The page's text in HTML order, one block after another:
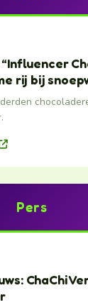
rij bij
Pers
ChaChi